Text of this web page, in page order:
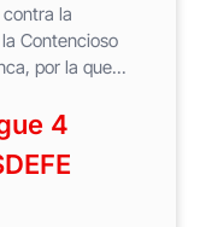
la
Contencioso
por la que...
4